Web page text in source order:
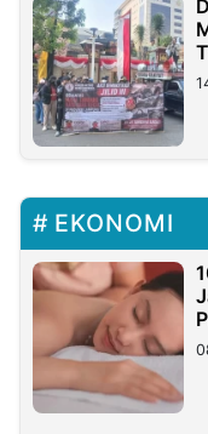
EKONOMI